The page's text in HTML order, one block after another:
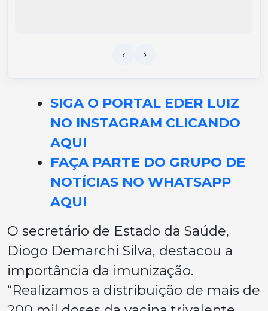
SIGA O PORTAL EDER LUIZ
NO INSTAGRAM CLICANDO
AQUI
FAÇA PARTE DO GRUPO DE
NOTÍCIAS NO WHATSAPP
AQUI
O secretário de Estado da Saúde,
Diogo Demarchi Silva, destacou a
importância da imunização.
“Realizamos a distribuição de mais de